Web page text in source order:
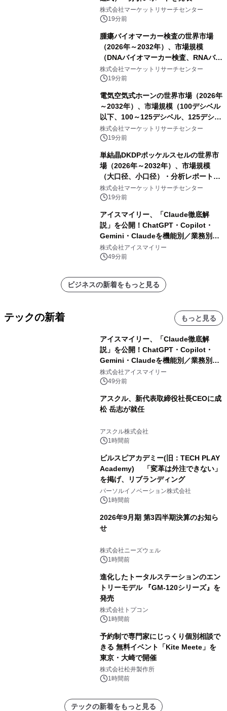
株式会社マーケットリサーチセンター
19分前
腫瘍バイオマーカー検査の世界市場
（2026年～2032年）、市場規模
（DNAバイオマーカー検査、RNAバイ
オマーカー検査、タンパク質バイオマ
ーカー検査、細胞ベースのバイオマー
査）・分析レポートを発表
株式会社マーケットリサーチセンター
19分前
電気空気式ホーンの世界市場（2026年
～2032年）、市場規模（100デシベル
以下、100～125デシベル、125デシベ
ル以上）・分析レポートを発表
株式会社マーケットリサーチセンター
19分前
単結晶DKDPポッケルスセルの世界市
場（2026年～2032年）、市場規模
（大口径、小口径）・分析レポートを
発表
株式会社マーケットリサーチセンター
19分前
アイスマイリー、「Claude徹底解
説」を公開！ChatGPT・Copilot・
Gemini・Claudeを機能別／業務別に
比較―自社に合う生成AIの選び方がわ
かる実践ガイド
株式会社アイスマイリー
49分前
ビジネスの新着をもっと見る
テックの新着 もっと見る
アイスマイリー、「Claude徹底解
説」を公開！ChatGPT・Copilot・
Gemini・Claudeを機能別／業務別に
比較―自社に合う生成AIの選び方がわ
かる実践ガイド
株式会社アイスマイリー
49分前
アスクル、新代表取締役社長CEOに成
松 岳志が就任
アスクル株式会社
1時間前
ビルスピアカデミー(旧：TECH PLAY
Academy) 「変革は外注できない」
を掲げ、リブランディング
パーソルイノベーション株式会社
1時間前
2026年9月期 第3四半期決算のお知ら
せ
株式会社ニーズウェル
1時間前
進化したトータルステーションのエン
トリーモデル 『GM-120シリーズ』を
発売
株式会社トプコン
1時間前
予約制で専門家にじっくり個別相談で
きる 無料イベント「Kite Meete」を
東京・大崎で開催
株式会社松井製作所
1時間前
テックの新着をもっと見る